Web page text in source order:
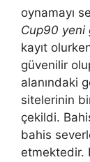
oynamayı
Cup90 yeni
kayıt
güvenilir
alanındaki
sitelerinin
çekildi.
bahis
etmektedir.